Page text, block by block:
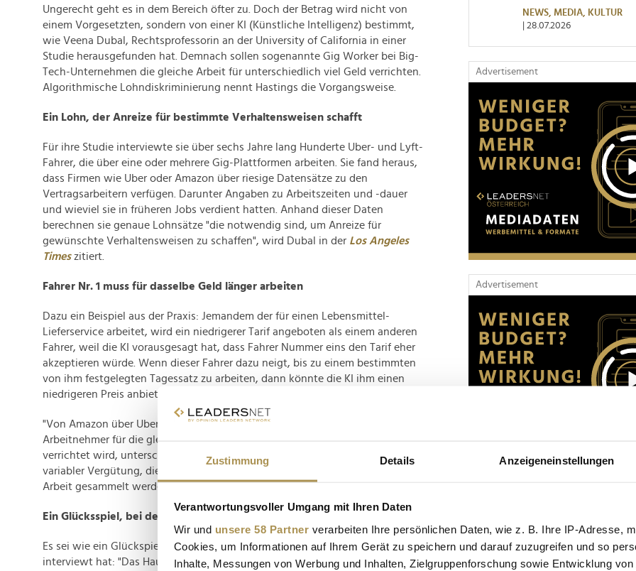
Zustimmung Details Anzeigeneinstellungen
Verantwortungsvoller Umgang mit Ihren Daten
Wir und unsere 58 Partner verarbeiten Ihre persönlichen Daten, wie z. B. Ihre IP-Adresse,
Cookies, um Informationen auf Ihrem Gerät zu speichern und darauf zuzugreifen und so
Inhalte, Messungen von Werbung und Inhalten, Zielgruppenforschung sowie Entwicklung
Ungerecht geht es in dem Bereich öfter zu. Doch der Betrag wird nicht von
einem Vorgesetzten, sondern von einer KI (Künstliche Intelligenz) bestimmt,
wie Veena Dubal, Rechtsprofessorin an der University of California in einer
Studie herausgefunden hat. Demnach sollen sogenannte Gig Worker bei Big-
Tech-Unternehmen die gleiche Arbeit für unterschiedlich viel Geld verrichten.
Algorithmische Lohndiskriminierung nennt Hastings die Vorgangsweise.
Ein Lohn, der Anreize für bestimmte Verhaltensweisen schafft
Für ihre Studie interviewte sie über sechs Jahre lang Hunderte Uber- und Lyft-
Fahrer, die über eine oder mehrere Gig-Plattformen arbeiten. Sie fand heraus,
dass Firmen wie Uber oder Amazon über riesige Datensätze zu den
Vertragsarbeitern verfügen. Darunter Angaben zu Arbeitszeiten und -dauer
und wieviel sie in früheren Jobs verdient hatten. Anhand dieser Daten
berechnen sie genaue Lohnsätze "die notwendig sind, um Anreize für
gewünschte Verhaltensweisen zu schaffen", wird Dubal in der Los Angeles
Timeszitiert.
Fahrer Nr. 1 muss für dasselbe Geld länger arbeiten
Dazu ein Beispiel aus der Praxis: Jemandem der für einen Lebensmittel-
Lieferservice arbeitet, wird ein niedrigerer Tarif angeboten als einem anderen
Fahrer, weil die KI vorausgesagt hat, dass Fahrer Nummer eins den Tarif eher
akzeptieren würde. Wenn dieser Fahrer dazu neigt, bis zu einem bestimmten
von ihm festgelegten Tagessatz zu arbeiten, dann könnte die KI ihm einen
niedrigeren Preis anbieten, damit er länger arbeitet.
"Von Amazon über Uber und auch im Gesundheitssektor (in den USA) werden
Arbeitnehmer für die gleiche Menge an Arbeit, die für die gleiche Zeit
verrichtet wird, unterschiedlich bezahlt", sagt Dubal. Es ist eine Art von
variabler Vergütung, die auf der Grundlage vieler Daten, die während der
Arbeit gesammelt werden, individuell angepasst wird.
Ein Glücksspiel, bei dem das Haus immer gewinnt
Es sei wie ein Glückspiel der Arbeit, zitiert sie einen Arbeiter, den sie
interviewt hat: "Das Haus gewinnt immer." Dubal erklärte, dass diese
NEWS, MEDIA,
KULTUR
| 28.07.2026
Advertisement
Advertisement